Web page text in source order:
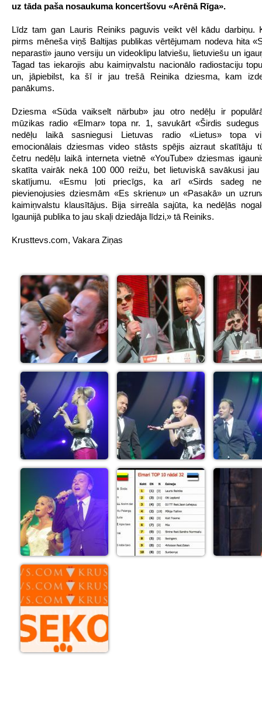
uz tāda paša nosaukuma koncertšovu «Arēnā Rīga».
Līdz tam gan Lauris Reiniks paguvis veikt vēl kādu darbiņu.
pirms mēneša viņš Baltijas publikas vērtējumam nodeva hita
neparasti» jauno versiju un videoklipu latviešu, lietuviešu un
Tagad tas iekarojis abu kaimiņvalstu nacionālo radiostaciju
un, jāpiebilst, ka šī ir jau trešā Reinika dziesma, kam
panākums.
Dziesma «Süda vaikselt närbub» jau otro nedēļu ir
mūzikas radio «Elmar» topa nr. 1, savukārt «Širdis
nedēļu laikā sasniegusi Lietuvas radio «Lietus» topa
emocionālais dziesmas video stāsts spējis aizraut skatītāju
četru nedēļu laikā interneta vietnē «YouTube» dziesmas
skatīta vairāk nekā 100 000 reižu, bet lietuviskā savākusi jau
skatījumu. «Esmu ļoti priecīgs, ka arī «Sirds sadeg
pievienojusies dziesmām «Es skrienu» un «Pasakā» un
kaimiņvalstu klausītājus. Bija sirreāla sajūta, ka nedēļās
Igaunijā publika to jau skaļi dziedāja līdzi,» tā Reiniks.
Krusttevs.com, Vakara Ziņas